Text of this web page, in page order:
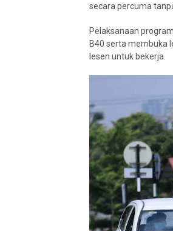
secara percuma
Pelaksanaan
B40 serta membuka
lesen untuk bekerja.